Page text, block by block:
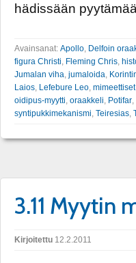
hädissään
Avainsanat: Apollo, Delfoin
figura Christi, Fleming Chris,
Jumalan viha, jumaloida,
Laios, Lefebure Leo,
oidipus-myytti, oraakkeli, Potifar,
syntipukkimekanismi, Teiresias,
3.11 Myytin
Kirjoitettu 12.2.2011